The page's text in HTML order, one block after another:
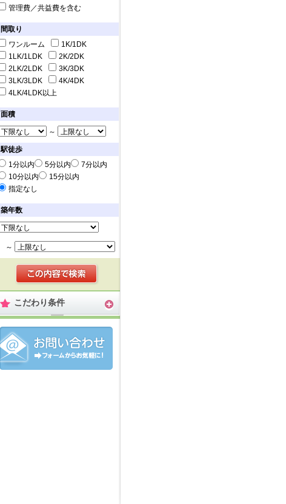
管理費／共益費を含む
間取り
ワンルーム
1K/1DK
1LK/1LDK
2K/2DK
2LK/2LDK
3K/3DK
3LK/3LDK
4K/4DK
4LK/4LDK以上
面積
～
駅徒歩
1分以内
5分以内
7分以内
10分以内
15分以内
指定なし
築年数
～
こだわり条件